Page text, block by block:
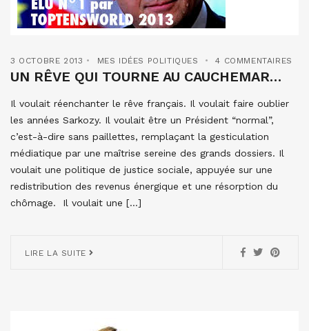
3 OCTOBRE 2013 MES IDÉES POLITIQUES 4 COMMENTAIRES
UN RÊVE QUI TOURNE AU CAUCHEMAR…
Il voulait réenchanter le rêve français. Il voulait faire oublier
les années Sarkozy. Il voulait être un Président “normal”,
c’est-à-dire sans paillettes, remplaçant la gesticulation
médiatique par une maîtrise sereine des grands dossiers. Il
voulait une politique de justice sociale, appuyée sur une
redistribution des revenus énergique et une résorption du
chômage. Il voulait une […]
LIRE LA SUITE